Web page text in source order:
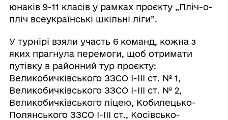
юнаків 9-11 класів у рамках проєкту „Пліч-о-
пліч всеукраїнські шкільні ліги”.
У турнірі взяли участь 6 команд, кожна з
яких прагнула перемоги, щоб отримати
путівку в районний тур проєкту:
Великобичківського ЗЗСО І-ІІІ ст. № 1,
Великобичківського ЗЗСО І-ІІІ ст. № 2,
Великобичківського ліцею, Кобилецько-
Полянського ЗЗСО І-ІІІ ст., Косівсько-